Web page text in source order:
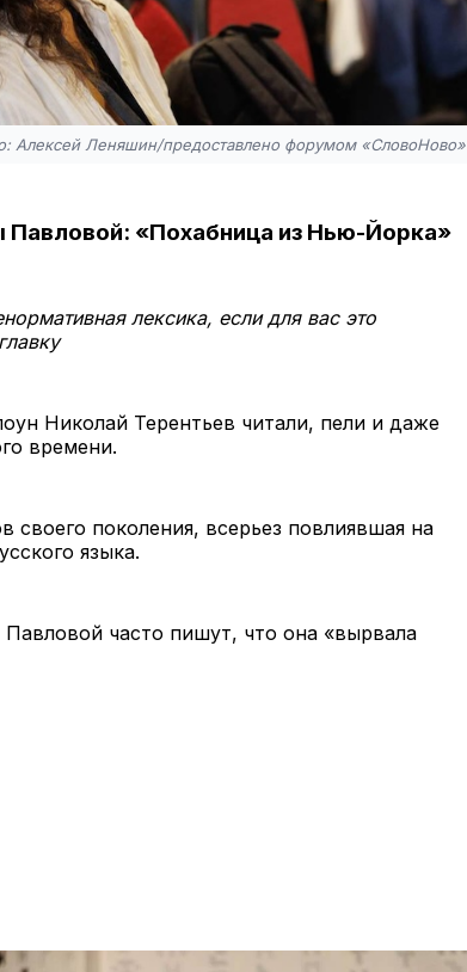
Алексей Леняшин/предоставлено форумом «СловоНово»
Павловой: «Похабница из Нью-Йорка»
лексика, если для вас это
Николай Терентьев читали, пели и даже
времени.
поколения, всерьез повлиявшая на
языка.
Павловой часто пишут, что она «вырвала